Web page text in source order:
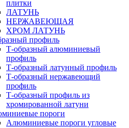
плитки
ЛАТУНЬ
НЕРЖАВЕЮЩАЯ
ХРОМ ЛАТУНЬ
профиль
Т-образный алюминиевый
профиль
Т-образный латунный профиль
Т-образный нержавеющий
профиль
Т-образный профиль из
хромированной латуни
пороги
Алюминиевые пороги угловые